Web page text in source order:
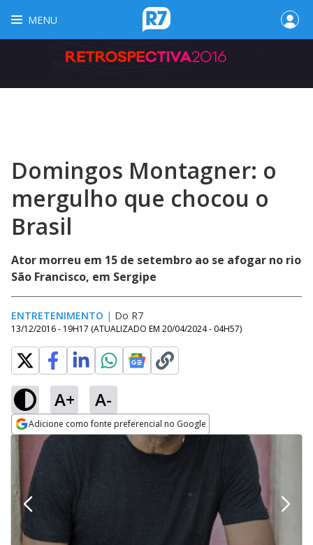
MENU
Domingos Montagner: o
mergulho que chocou o
Brasil
Ator morreu em 15 de setembro ao se afogar no rio
São Francisco, em Sergipe
ENTRETENIMENTO | Do R7
13/12/2016 - 19H17 (ATUALIZADO EM 20/04/2024 - 04H57)
A+ A-
Adicione como fonte preferencial no Google
Opens in new window